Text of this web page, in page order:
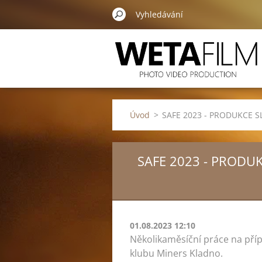
Úvod > SAFE 2023 - PRODUKCE
SAFE 2023 -
01.08.2023 12:10
Několikaměsíční práce na
klubu Miners Kladno.